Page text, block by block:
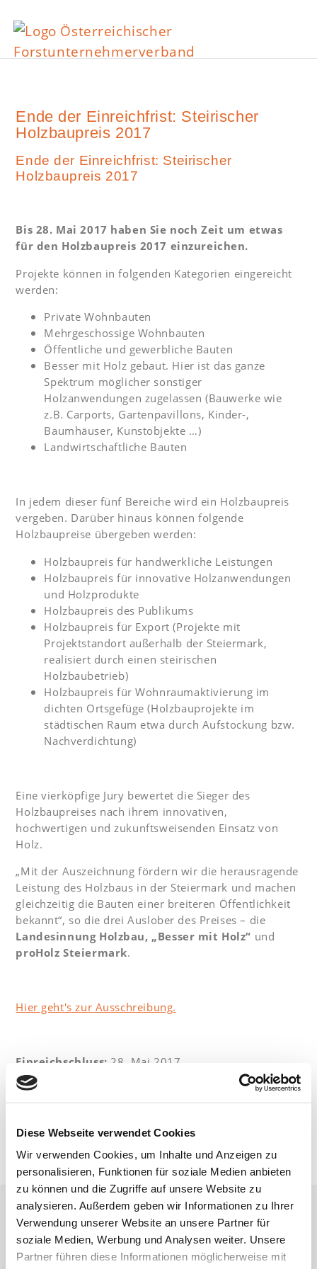
Diese Webseite verwendet Cookies
Wir verwenden Cookies, um Inhalte und Anzeigen zu
personalisieren, Funktionen für soziale Medien anbieten
zu können und die Zugriffe auf unsere Website zu
analysieren. Außerdem geben wir Informationen zu Ihrer
Verwendung unserer Website an unsere Partner für
soziale Medien, Werbung und Analysen weiter. Unsere
Partner führen diese Informationen möglicherweise mit
Ende der Einreichfrist: Steirischer
Holzbaupreis 2017
Ende der Einreichfrist: Steirischer
Holzbaupreis 2017
Bis 28. Mai 2017 haben Sie noch Zeit um etwas
für den Holzbaupreis 2017 einzureichen.
Projekte können in folgenden Kategorien eingereicht
werden:
Private Wohnbauten
Mehrgeschossige Wohnbauten
Öffentliche und gewerbliche Bauten
Besser mit Holz gebaut. Hier ist das ganze
Spektrum möglicher sonstiger
Holzanwendungen zugelassen (Bauwerke wie
z.B. Carports, Gartenpavillons, Kinder-,
Baumhäuser, Kunstobjekte …)
Landwirtschaftliche Bauten
In jedem dieser fünf Bereiche wird ein Holzbaupreis
vergeben. Darüber hinaus können folgende
Holzbaupreise übergeben werden:
Holzbaupreis für handwerkliche Leistungen
Holzbaupreis für innovative Holzanwendungen
und Holzprodukte
Holzbaupreis des Publikums
Holzbaupreis für Export (Projekte mit
Projektstandort außerhalb der Steiermark,
realisiert durch einen steirischen
Holzbaubetrieb)
Holzbaupreis für Wohnraumaktivierung im
dichten Ortsgefüge (Holzbauprojekte im
städtischen Raum etwa durch Aufstockung bzw.
Nachverdichtung)
Eine vierköpfige Jury bewertet die Sieger des
Holzbaupreises nach ihrem innovativen,
hochwertigen und zukunftsweisenden Einsatz von
Holz.
„Mit der Auszeichnung fördern wir die herausragende
Leistung des Holzbaus in der Steiermark und machen
gleichzeitig die Bauten einer breiteren Öffentlichkeit
bekannt“, so die drei Auslober des Preises – die
Landesinnung Holzbau, „Besser mit Holz“ und
proHolz Steiermark.
Hier geht's zur Ausschreibung.
Einreichschluss: 28. Mai 2017
Preisverleihung:
19. Oktober 2017 in der Helmut
List Halle
Unsere Partner